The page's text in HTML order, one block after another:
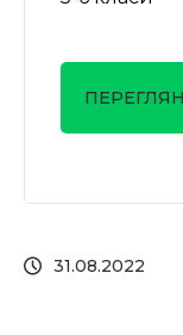
31.08.2022